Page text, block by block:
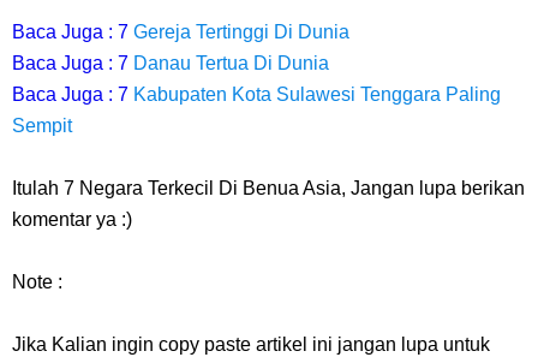
Baca Juga : 7 Gereja Tertinggi Di Dunia
Baca Juga : 7 Danau Tertua Di Dunia
Baca Juga : 7 Kabupaten Kota Sulawesi Tenggara Paling
Sempit
Itulah 7 Negara Terkecil Di Benua Asia, Jangan lupa berikan
komentar ya :)
Note :
Jika Kalian ingin copy paste artikel ini jangan lupa untuk